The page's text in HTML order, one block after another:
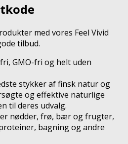
med vores Feel Vivid
tilbud.
GMO-fri og helt uden
stykker af finsk natur og
og effektive naturlige
til deres udvalg.
nødder, frø, bær og frugter,
bagning og andre